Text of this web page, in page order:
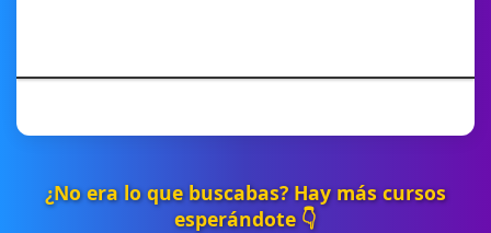
¿No era lo que buscabas? Hay más cursos
esperándote 👇